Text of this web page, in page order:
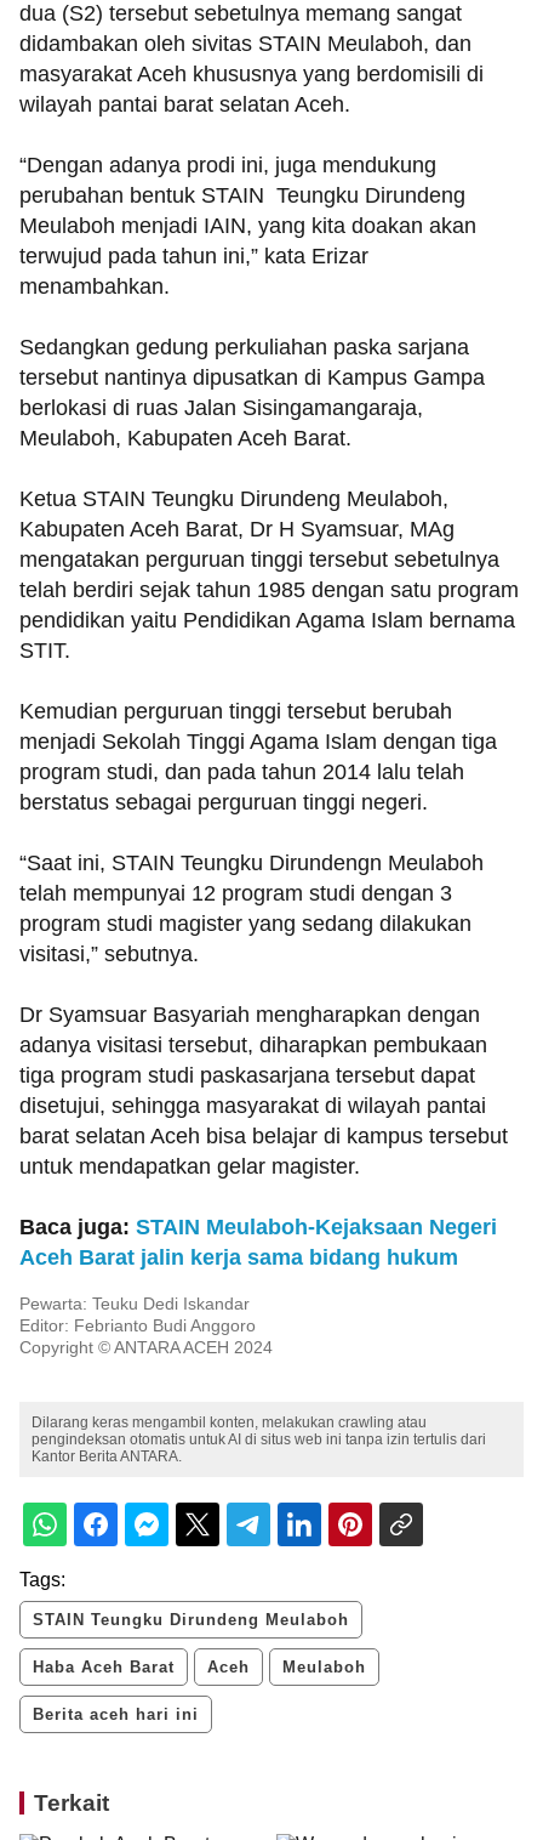
dua (S2) tersebut sebetulnya memang sangat
didambakan oleh sivitas STAIN Meulaboh, dan
masyarakat Aceh khususnya yang berdomisili di
wilayah pantai barat selatan Aceh.
“Dengan adanya prodi ini, juga mendukung
perubahan bentuk STAIN Teungku Dirundeng
Meulaboh menjadi IAIN, yang kita doakan akan
terwujud pada tahun ini,” kata Erizar
menambahkan.
Sedangkan gedung perkuliahan paska sarjana
tersebut nantinya dipusatkan di Kampus Gampa
berlokasi di ruas Jalan Sisingamangaraja,
Meulaboh, Kabupaten Aceh Barat.
Ketua STAIN Teungku Dirundeng Meulaboh,
Kabupaten Aceh Barat, Dr H Syamsuar, MAg
mengatakan perguruan tinggi tersebut sebetulnya
telah berdiri sejak tahun 1985 dengan satu program
pendidikan yaitu Pendidikan Agama Islam bernama
STIT.
Kemudian perguruan tinggi tersebut berubah
menjadi Sekolah Tinggi Agama Islam dengan tiga
program studi, dan pada tahun 2014 lalu telah
berstatus sebagai perguruan tinggi negeri.
“Saat ini, STAIN Teungku Dirundengn Meulaboh
telah mempunyai 12 program studi dengan 3
program studi magister yang sedang dilakukan
visitasi,” sebutnya.
Dr Syamsuar Basyariah mengharapkan dengan
adanya visitasi tersebut, diharapkan pembukaan
tiga program studi paskasarjana tersebut dapat
disetujui, sehingga masyarakat di wilayah pantai
barat selatan Aceh bisa belajar di kampus tersebut
untuk mendapatkan gelar magister.
Baca juga: STAIN Meulaboh-Kejaksaan Negeri
Aceh Barat jalin kerja sama bidang hukum
Pewarta: Teuku Dedi Iskandar
Editor: Febrianto Budi Anggoro
Copyright © ANTARA ACEH 2024
Dilarang keras mengambil konten, melakukan crawling atau
pengindeksan otomatis untuk AI di situs web ini tanpa izin tertulis dari
Kantor Berita ANTARA.
Tags:
STAIN Teungku Dirundeng Meulaboh
Haba Aceh Barat Aceh Meulaboh
Berita aceh hari ini
Terkait